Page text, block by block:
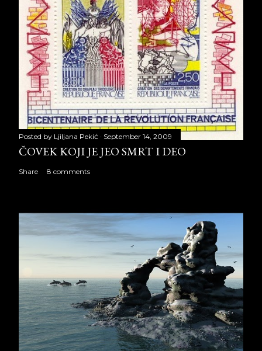
Posted by Ljiljana Pekić September 14, 2009
ČOVEK KOJI JE JEO SMRT I DEO
Share 8 comments